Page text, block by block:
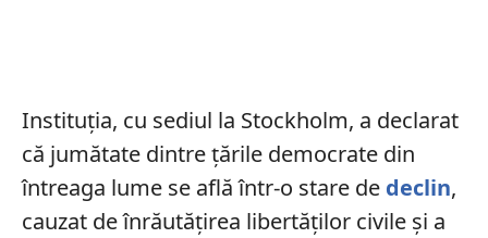
Instituția, cu sediul la Stockholm, a declarat
că jumătate dintre țările democrate din
întreaga lume se află într-o stare de declin,
cauzat de înrăutățirea libertăților civile și a